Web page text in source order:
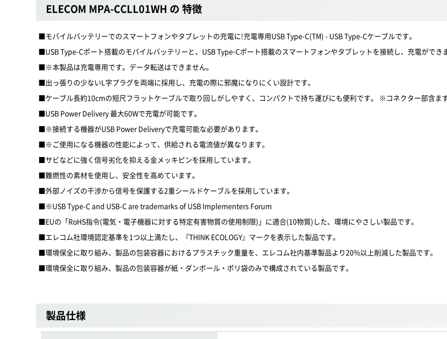
ELECOM MPA-CCLL01WH の 特徴
■モバイルバッテリーでのスマートフォンやタブレットの充電に!充電専用USB Type-C(TM) - USB Type-Cケーブルです。
■USB Type-Cポート搭載のモバイルバッテリーと、USB Type-Cポート搭載のスマートフォンやタブレットを接続し、充電ができま
■※本製品は充電専用です。データ転送はできません。
■出っ張りの少ないL字プラグを両端に採用し、充電の際に邪魔になりにくい設計です。
■ケーブル長約10cmの短尺フラットケーブルで取り回しがしやすく、コンパクトで持ち運びにも便利です。 ※コネクター部含ま
■USB Power Delivery 最大60Wで充電が可能です。
■※接続する機器がUSB Power Deliveryで充電可能な必要があります。
■※ご使用になる機器の性能によって、供給される電流値が異なります。
■サビなどに強く信号劣化を抑える金メッキピンを採用しています。
■難燃性の素材を使用し、安全性を高めています。
■外部ノイズの干渉から信号を保護する2重シールドケーブルを採用しています。
■※USB Type-C and USB-C are trademarks of USB Implementers Forum
■EUの「RoHS指令(電気・電子機器に対する特定有害物質の使用制限)」に適合(10物質)した、環境にやさしい製品です。
■エレコム社環境認定基準を1つ以上満たし、『THINK ECOLOGY』マークを表示した製品です。
■環境保全に取り組み、製品の包装容器におけるプラスチック重量を、エレコム社内基準製品より20%以上削減した製品です。
■環境保全に取り組み、製品の包装容器が紙・ダンボール・ポリ袋のみで構成されている製品です。
製品仕様